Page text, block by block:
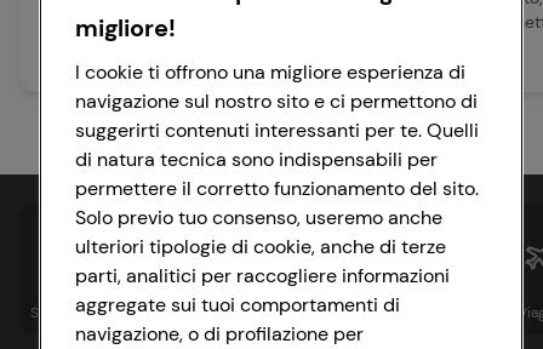
mondo, dalla pizza alla Nerano
alla pizza T...
Leggi articolo
ricoperto alle
Leggi articolo
Spesa online Assicurazioni Sapori& Istituzionale
migliore!
I cookie ti offrono una migliore esperienza di
navigazione sul nostro sito e ci permettono di
suggerirti contenuti interessanti per te. Quelli
di natura tecnica sono indispensabili per
permettere il corretto funzionamento del sito.
Solo previo tuo consenso, useremo anche
ulteriori tipologie di cookie, anche di terze
parti, analitici per raccogliere informazioni
aggregate sui tuoi comportamenti di
navigazione, o di profilazione per